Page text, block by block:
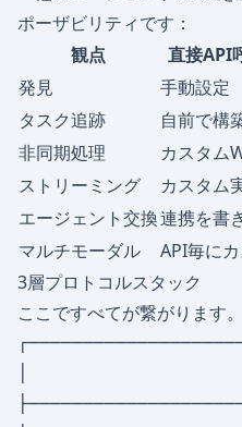
ポーザビリティです：
観点
直接API
発見
手動設定
タスク追跡
自前で構
非同期処理
カスタム
ストリーミング
カスタム
エージェント交換連携を書
マルチモーダル
API毎に
3層プロトコルスタック
ここですべてが繋がります
│